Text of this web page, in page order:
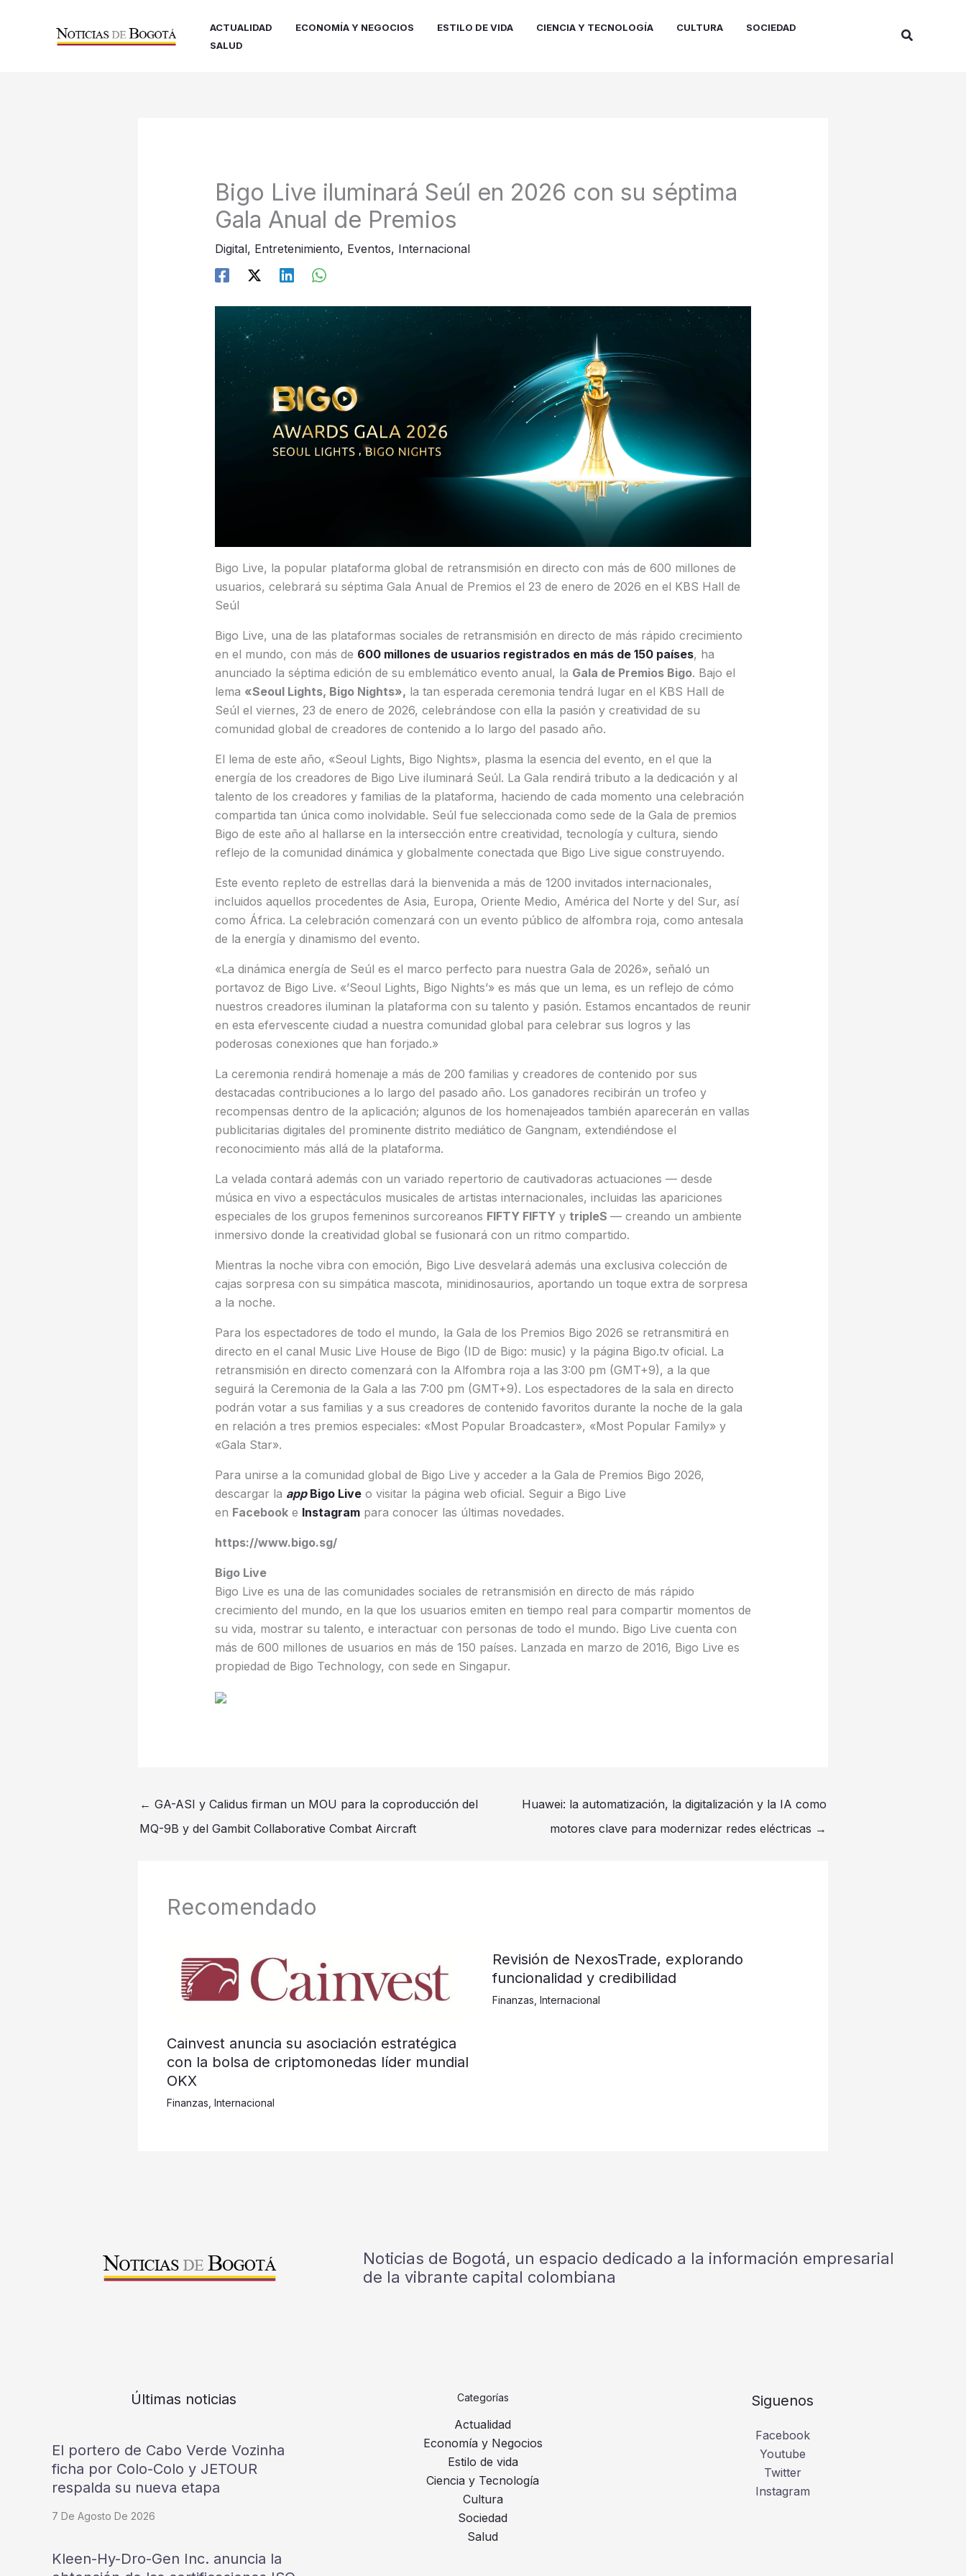
ACTUALIDAD ECONOMÍA Y NEGOCIOS ESTILO DE VIDA CIENCIA Y TECNOLOGÍA CULTURA
SOCIEDAD
SALUD
Buscar
Bigo Live iluminará Seúl en 2026 con su séptima
Gala Anual de Premios
Digital, Entretenimiento, Eventos, Internacional
Bigo Live, la popular plataforma global de retransmisión en directo con más de 600 millones de
usuarios, celebrará su séptima Gala Anual de Premios el 23 de enero de 2026 en el KBS Hall de
Seúl
Bigo Live, una de las plataformas sociales de retransmisión en directo de más rápido crecimiento
en el mundo, con más de 600 millones de usuarios registrados en más de 150 países, ha
anunciado la séptima edición de su emblemático evento anual, la Gala de Premios Bigo. Bajo el
lema «Seoul Lights, Bigo Nights», la tan esperada ceremonia tendrá lugar en el KBS Hall de
Seúl el viernes, 23 de enero de 2026, celebrándose con ella la pasión y creatividad de su
comunidad global de creadores de contenido a lo largo del pasado año.
El lema de este año, «Seoul Lights, Bigo Nights», plasma la esencia del evento, en el que la
energía de los creadores de Bigo Live iluminará Seúl. La Gala rendirá tributo a la dedicación y al
talento de los creadores y familias de la plataforma, haciendo de cada momento una celebración
compartida tan única como inolvidable. Seúl fue seleccionada como sede de la Gala de premios
Bigo de este año al hallarse en la intersección entre creatividad, tecnología y cultura, siendo
reflejo de la comunidad dinámica y globalmente conectada que Bigo Live sigue construyendo.
Este evento repleto de estrellas dará la bienvenida a más de 1200 invitados internacionales,
incluidos aquellos procedentes de Asia, Europa, Oriente Medio, América del Norte y del Sur, así
como África. La celebración comenzará con un evento público de alfombra roja, como antesala
de la energía y dinamismo del evento.
«La dinámica energía de Seúl es el marco perfecto para nuestra Gala de 2026», señaló un
portavoz de Bigo Live. «’Seoul Lights, Bigo Nights’» es más que un lema, es un reflejo de cómo
nuestros creadores iluminan la plataforma con su talento y pasión. Estamos encantados de reunir
en esta efervescente ciudad a nuestra comunidad global para celebrar sus logros y las
poderosas conexiones que han forjado.»
La ceremonia rendirá homenaje a más de 200 familias y creadores de contenido por sus
destacadas contribuciones a lo largo del pasado año. Los ganadores recibirán un trofeo y
recompensas dentro de la aplicación; algunos de los homenajeados también aparecerán en vallas
publicitarias digitales del prominente distrito mediático de Gangnam, extendiéndose el
reconocimiento más allá de la plataforma.
La velada contará además con un variado repertorio de cautivadoras actuaciones — desde
música en vivo a espectáculos musicales de artistas internacionales, incluidas las apariciones
especiales de los grupos femeninos surcoreanos FIFTY FIFTYy tripleS — creando un ambiente
inmersivo donde la creatividad global se fusionará con un ritmo compartido.
Mientras la noche vibra con emoción, Bigo Live desvelará además una exclusiva colección de
cajas sorpresa con su simpática mascota, minidinosaurios, aportando un toque extra de sorpresa
a la noche.
Para los espectadores de todo el mundo, la Gala de los Premios Bigo 2026 se retransmitirá en
directo en el canal Music Live House de Bigo (ID de Bigo: music) y la página Bigo.tv oficial. La
retransmisión en directo comenzará con la Alfombra roja a las 3:00 pm (GMT+9), a la que
seguirá la Ceremonia de la Gala a las 7:00 pm (GMT+9). Los espectadores de la sala en directo
podrán votar a sus familias y a sus creadores de contenido favoritos durante la noche de la gala
en relación a tres premios especiales: «Most Popular Broadcaster», «Most Popular Family» y
«Gala Star».
Para unirse a la comunidad global de Bigo Live y acceder a la Gala de Premios Bigo 2026,
descargar la appBigo Liveo visitar la página web oficial. Seguir a Bigo Live
en Facebooke Instagrampara conocer las últimas novedades.
https://www.bigo.sg/
Bigo Live
Bigo Live es una de las comunidades sociales de retransmisión en directo de más rápido
crecimiento del mundo, en la que los usuarios emiten en tiempo real para compartir momentos de
su vida, mostrar su talento, e interactuar con personas de todo el mundo. Bigo Live cuenta con
más de 600 millones de usuarios en más de 150 países. Lanzada en marzo de 2016, Bigo Live es
propiedad de Bigo Technology, con sede en Singapur.
← GA-ASI y Calidus firman un MOU para la coproducción del
MQ-9B y del Gambit Collaborative Combat Aircraft
Huawei: la automatización, la digitalización y la IA como
motores clave para modernizar redes eléctricas →
Recomendado
Cainvest anuncia su asociación estratégica
con la bolsa de criptomonedas líder mundial
OKX
Finanzas Internacional
Revisión de NexosTrade, explorando
funcionalidad y credibilidad
Finanzas Internacional
Noticias de Bogotá, un espacio dedicado a la información empresarial
de la vibrante capital colombiana
Últimas noticias
El portero de Cabo Verde Vozinha
ficha por Colo-Colo y JETOUR
respalda su nueva etapa
7 De Agosto De 2026
Kleen-Hy-Dro-Gen Inc. anuncia la
Categorías
Actualidad
Economía y Negocios
Estilo de vida
Ciencia y Tecnología
Cultura
Sociedad
Salud
Siguenos
Facebook
Youtube
Twitter
Instagram